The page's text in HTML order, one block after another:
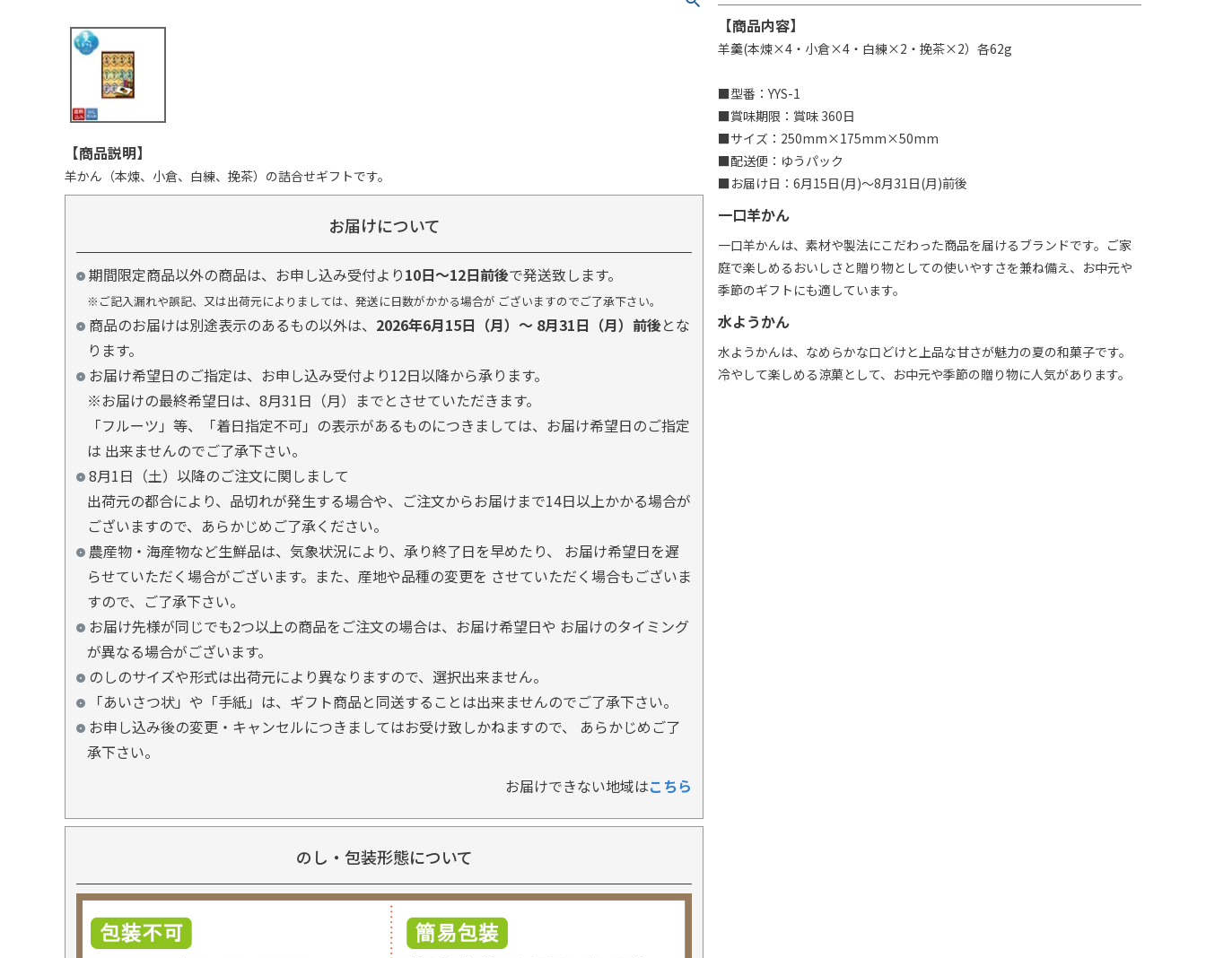
【商品説明】
羊かん（本煉、小倉、白練、挽茶）の詰合せギフトです。
お届けについて
期間限定商品以外の商品は、お申し込み受付より10日～12日前後で発送致します。
※ご記入漏れや誤記、又は出荷元によりましては、発送に日数がかかる場合が ございますのでご了承下さい。
商品のお届けは別途表示のあるもの以外は、 2026年6月15日（月）～ 8月31日（月）前後とな
ります。
お届け希望日のご指定は、お申し込み受付より12日以降から承ります。
※お届けの最終希望日は、8月31日（月）までとさせていただきます。
「フルーツ」等、「着日指定不可」の表示があるものにつきましては、お届け希望日のご指定
は 出来ませんのでご了承下さい。
8月1日（土）以降のご注文に関しまして
出荷元の都合により、品切れが発生する場合や、ご注文からお届けまで14日以上かかる場合が
ございますので、あらかじめご了承ください。
農産物・海産物など生鮮品は、気象状況により、承り終了日を早めたり、 お届け希望日を遅
らせていただく場合がございます。また、産地や品種の変更を させていただく場合もございま
すので、ご了承下さい。
お届け先様が同じでも2つ以上の商品をご注文の場合は、お届け希望日や お届けのタイミング
が異なる場合がございます。
のしのサイズや形式は出荷元により異なりますので、選択出来ません。
「あいさつ状」や「手紙」は、ギフト商品と同送することは出来ませんのでご了承下さい。
お申し込み後の変更・キャンセルにつきましてはお受け致しかねますので、 あらかじめご了
承下さい。
お届けできない地域はこちら
のし・包装形態について
【商品内容】
羊羹(本煉×4・小倉×4・白練×2・挽茶×2）各62g
■型番：YYS-1
■賞味期限：賞味 360日
■サイズ：250mm×175mm×50mm
■配送便：ゆうパック
■お届け日：6月15日(月)～8月31日(月)前後
一口羊かん
一口羊かんは、素材や製法にこだわった商品を届けるブランドです。ご家
庭で楽しめるおいしさと贈り物としての使いやすさを兼ね備え、お中元や
季節のギフトにも適しています。
水ようかん
水ようかんは、なめらかな口どけと上品な甘さが魅力の夏の和菓子です。
冷やして楽しめる涼菓として、お中元や季節の贈り物に人気があります。